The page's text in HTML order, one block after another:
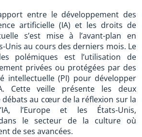
entre le développement des
artificielle (IA) et les droits de
s’est mise à l’avant-plan en
Unis au cours des derniers mois. Le
polémiques est l’utilisation de
privées ou protégées par des
intellectuelle (PI) pour développer
Cette veille présente les deux
au cœur de la réflexion sur la
l’Europe et les États-Unis,
le secteur de la culture où
de ses avancées.